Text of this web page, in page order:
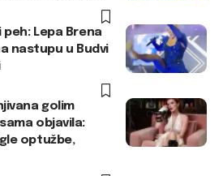
peh: Lepa Brena
nastupu u Budvi
golim
objavila:
optužbe,